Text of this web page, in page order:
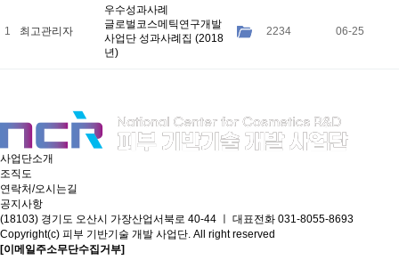
1 최고관리자
우수성과사례
글로벌코스메틱연구개발
사업단 성과사례집 (2018
년)
2234 06-25
사업단소개
조직도
연락처/오시는길
공지사항
(18103) 경기도 오산시 가장산업서북로 40-44 ㅣ 대표전화 031-8055-8693
Copyright(c) 피부 기반기술 개발 사업단. All right reserved
[이메일주소무단수집거부]